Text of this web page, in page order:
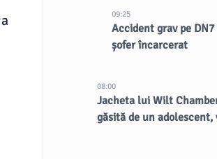
09:25
Accident grav pe
șofer încarcerat
08:00
Jacheta lui Wilt
găsită de un adolescent,